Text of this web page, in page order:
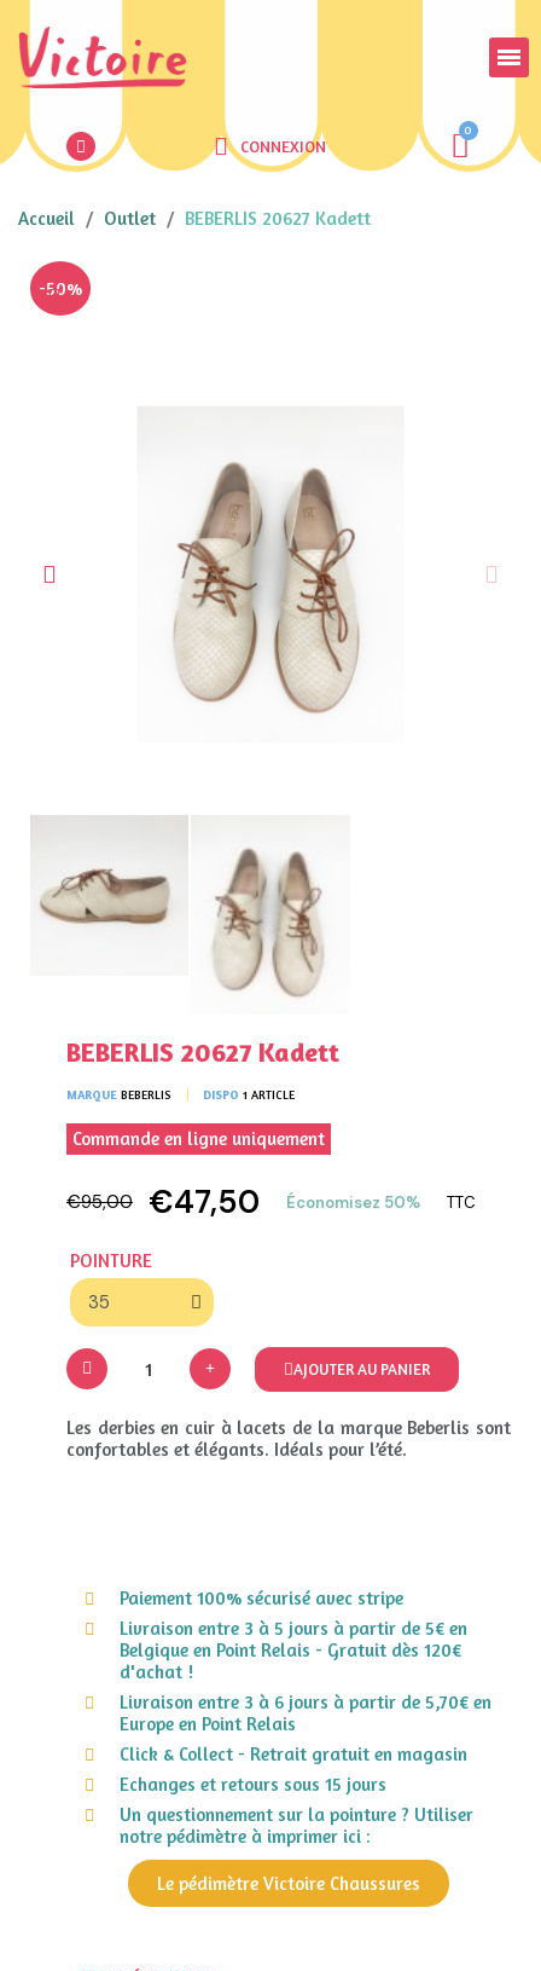
CONNEXION
Accueil Outlet BEBERLIS 20627 Kadett
-50%
BEBERLIS 20627 Kadett
MARQUE BEBERLIS DISPO 1 ARTICLE
Commande en ligne uniquement
€95,00 €47,50 Économisez 50% TTC
POINTURE
AJOUTER AU PANIER
Les derbies en cuir à lacets de la marque Beberlis sont
confortables et élégants. Idéals pour l’été.
Paiement 100% sécurisé avec stripe
Livraison entre 3 à 5 jours à partir de 5€ en
Belgique en Point Relais - Gratuit dès 120€
d'achat !
Livraison entre 3 à 6 jours à partir de 5,70€ en
Europe en Point Relais
Click & Collect - Retrait gratuit en magasin
Echanges et retours sous 15 jours
Un questionnement sur la pointure ? Utiliser
notre pédimètre à imprimer ici :
Le pédimètre Victoire Chaussures